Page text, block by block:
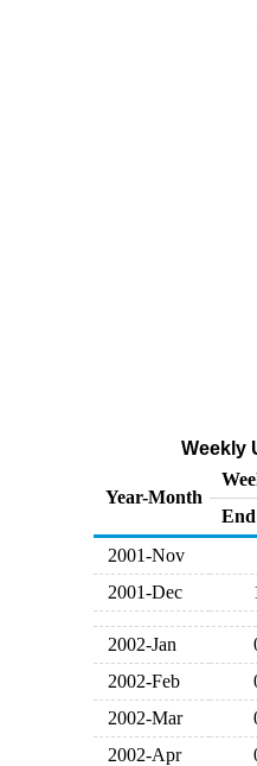
Weekly
Year-Month
2001-Nov
2001-Dec
2002-Jan
2002-Feb
2002-Mar
2002-Apr